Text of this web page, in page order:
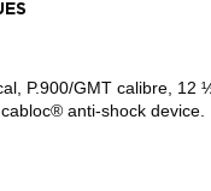
P.900/GMT calibre, 12
anti-shock